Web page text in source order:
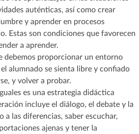
auténticas, así como crear
y aprender en procesos
Estas son condiciones que favorecen
a aprender.
debemos proporcionar un entorno
alumnado se sienta libre y confiado
y volver a probar.
es una estrategia didáctica
incluye el diálogo, el debate y la
a las diferencias, saber escuchar,
ajenas y tener la